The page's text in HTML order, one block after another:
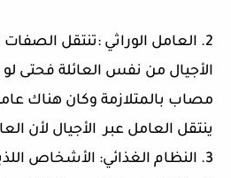
2. العامل الوراثي :تنتقل الصفات
الأجيال من نفس العائلة فحتى لو
مصاب بالمتلازمة وكان هناك
ينتقل العامل عبر الأجيال لأن
3. النظام الغذائي: الأشخاص